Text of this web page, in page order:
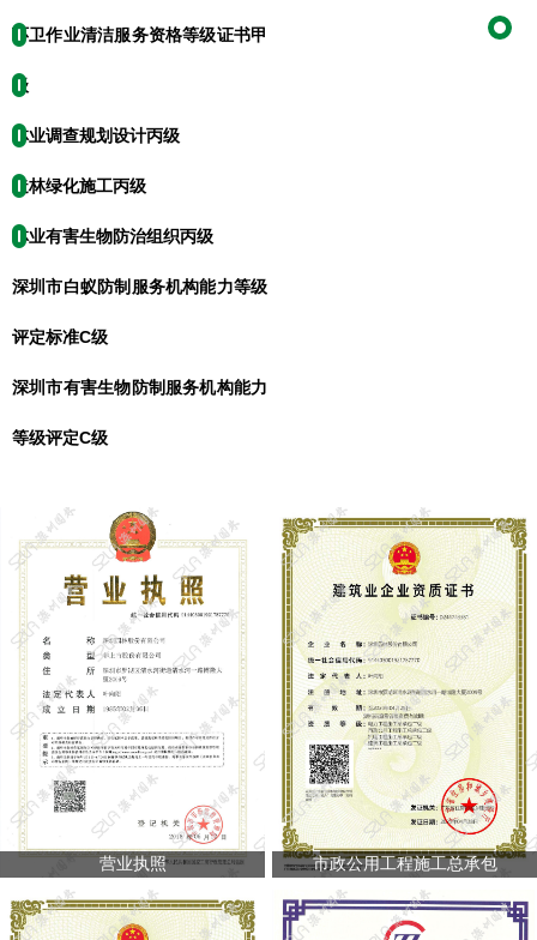
环卫作业清洁服务资格等级证书甲
级
林业调查规划设计丙级
造林绿化施工丙级
林业有害生物防治组织丙级
深圳市白蚁防制服务机构能力等级
评定标准C级
深圳市有害生物防制服务机构能力
等级评定C级
营业执照 市政公用工程施工总承包